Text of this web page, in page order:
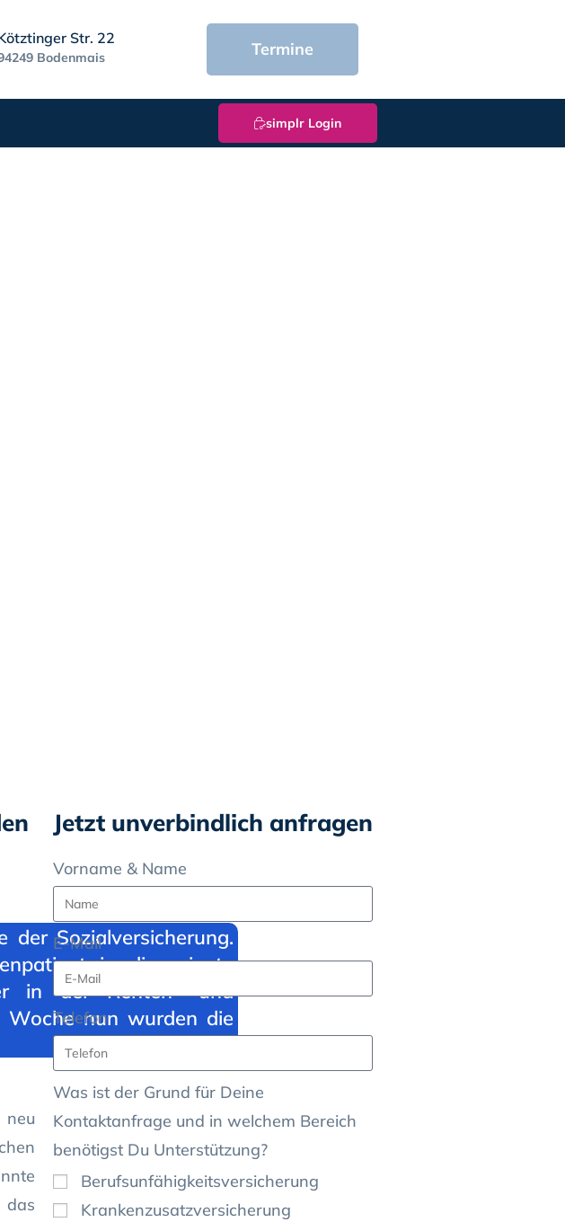
Str. 22
Bodenmais Termine
simplr Login
der Sozialversicherung.
in die private
in der Renten- und
Woche nun wurden die
das
Jetzt unverbindlich anfragen
Vorname & Name
E-Mail
Telefon
Was ist der Grund für Deine
Kontaktanfrage und in welchem Bereich
benötigst Du Unterstützung?
Berufsunfähigkeitsversicherung
Krankenzusatzversicherung